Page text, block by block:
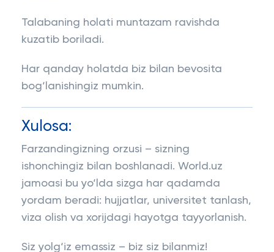
Talabaning holati muntazam ravishda
kuzatib boriladi.
Har qanday holatda biz bilan bevosita
bog‘lanishingiz mumkin.
Xulosa:
Farzandingizning orzusi – sizning
ishonchingiz bilan boshlanadi. World.uz
jamoasi bu yo‘lda sizga har qadamda
yordam beradi: hujjatlar, universitet tanlash,
viza olish va xorijdagi hayotga tayyorlanish.
Siz yolg‘iz emassiz – biz siz bilanmiz!